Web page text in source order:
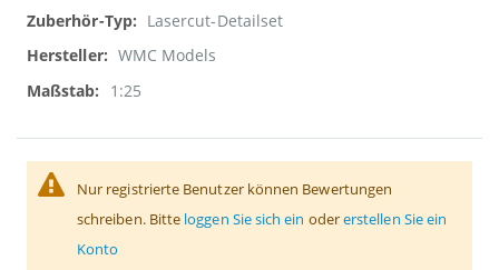
Informationen
Lasercut-Detailset
WMC Models
1:25
Nur registrierte Benutzer können Bewertungen
schreiben. Bitte loggen Sie sich ein odererstellen Sie ein
Konto